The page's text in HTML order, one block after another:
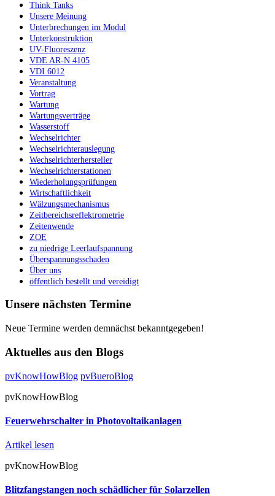
Think Tanks
Unsere Meinung
Unterbrechungen im Modul
Unterkonstruktion
UV-Fluoreszenz
VDE AR-N 4105
VDI 6012
Veranstaltung
Vortrag
Wartung
Wartungsverträge
Wasserstoff
Wechselrichter
Wechselrichterauslegung
Wechselrichterhersteller
Wechselrichterstationen
Wiederholungsprüfungen
Wirtschaftlichkeit
Wälzungsmechanismus
Zeitbereichsreflektrometrie
Zeitenwende
ZOE
zu niedrige Leerlaufspannung
Überspannungsschaden
Über uns
öffentlich bestellt und vereidigt
Unsere nächsten Termine
Neue Termine werden demnächst bekanntgegeben!
Aktuelles aus den Blogs
pvKnowHowBlog pvBueroBlog
pvKnowHowBlog
Feuerwehrschalter in Photovoltaikanlagen
Artikel lesen
pvKnowHowBlog
Blitzfangstangen noch schädlicher für Solarzellen